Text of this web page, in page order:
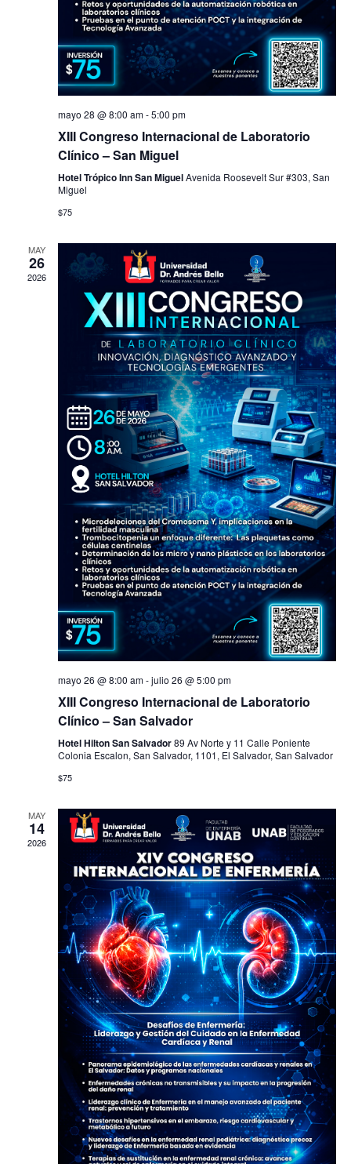
mayo 28 @ 8:00 am-5:00 pm
XIII Congreso Internacional de Laboratorio
Clínico – San Miguel
Hotel Trópico Inn San MiguelAvenida Roosevelt Sur #303, San
Miguel
$75
MAY
26
2026
mayo 26 @ 8:00 am-julio 26 @ 5:00 pm
XIII Congreso Internacional de Laboratorio
Clínico – San Salvador
Hotel Hilton San Salvador89 Av Norte y 11 Calle Poniente
Colonia Escalon, San Salvador, 1101, El Salvador, San Salvador
$75
MAY
14
2026